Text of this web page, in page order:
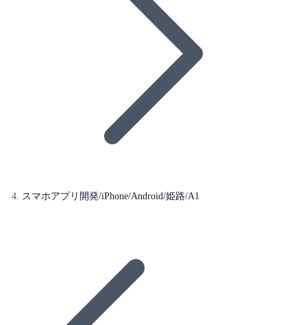
スマホアプリ開発/iPhone/Android/姫路/A1